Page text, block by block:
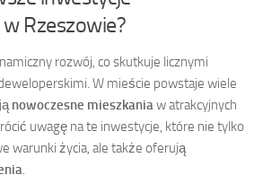
Rzeszowie?
rozwój, co skutkuje licznymi
W mieście powstaje wiele
nowoczesne mieszkaniaw atrakcyjnych
uwagę na te inwestycje, które nie tylko
warunki życia, ale także oferują
.